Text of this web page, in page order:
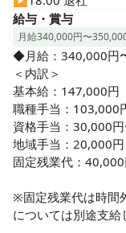
す♪
給与・賞与
月給340,000円〜
◆月給：340,000円
＜内訳＞
基本給：147,000円
職種手当：103,000
資格手当：30,000
地域手当：20,000円
固定残業代：
※固定残業代は時間
については別途支